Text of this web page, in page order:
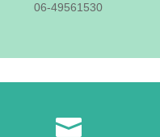
06-49561530
